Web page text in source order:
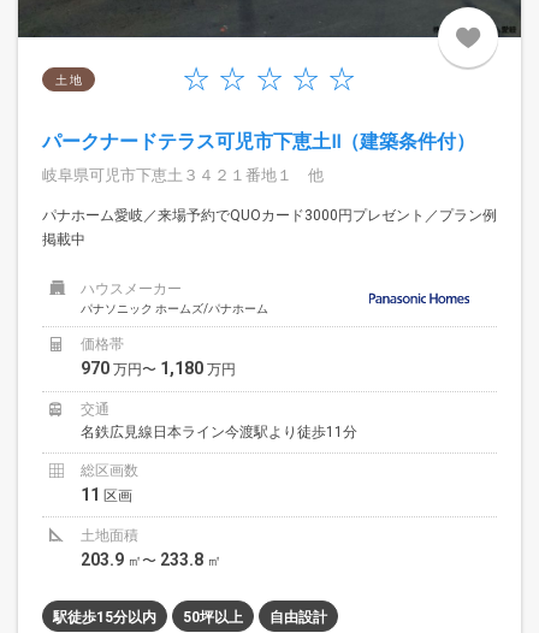
土 地
パークナードテラス可児市下恵土Ⅱ（建築条件付）
岐阜県可児市下恵土３４２１番地１ 他
パナホーム愛岐／来場予約でQUOカード3000円プレゼント／プラン例
掲載中
ハウスメーカー
パナソニック ホームズ/パナホーム
価格帯
970 万円〜 1,180 万円
交通
名鉄広見線日本ライン今渡駅より徒歩11分
総区画数
11 区画
土地面積
203.9 ㎡〜 233.8 ㎡
駅徒歩15分以内 50坪以上 自由設計